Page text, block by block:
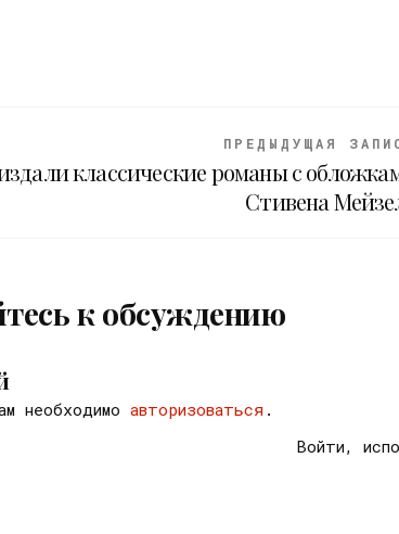
ПРЕДЫДУЩАЯ
классические романы с
Стивена
к обсуждению
необходимо авторизоваться .
Войти,